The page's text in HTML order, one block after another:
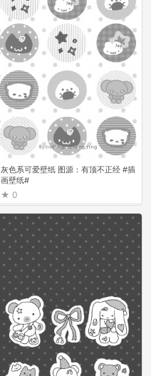
灰色系可爱壁纸 图源：有顶不正经 #插
画壁纸#
0